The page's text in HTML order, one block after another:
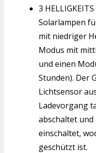
3
Solarlampen
mit niedriger
Modus mit
und einen
Stunden). Der
Lichtsensor
Ladevorgang
abschaltet
einschaltet,
geschützt ist.